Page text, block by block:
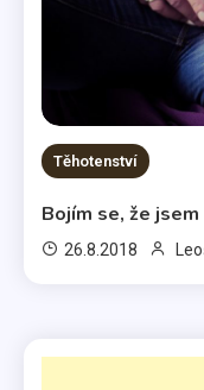
Těhotenství
Bojím se, že
26.8.2018